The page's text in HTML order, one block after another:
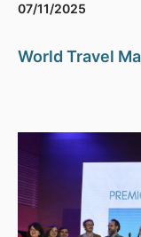
07/11/2025
World Travel